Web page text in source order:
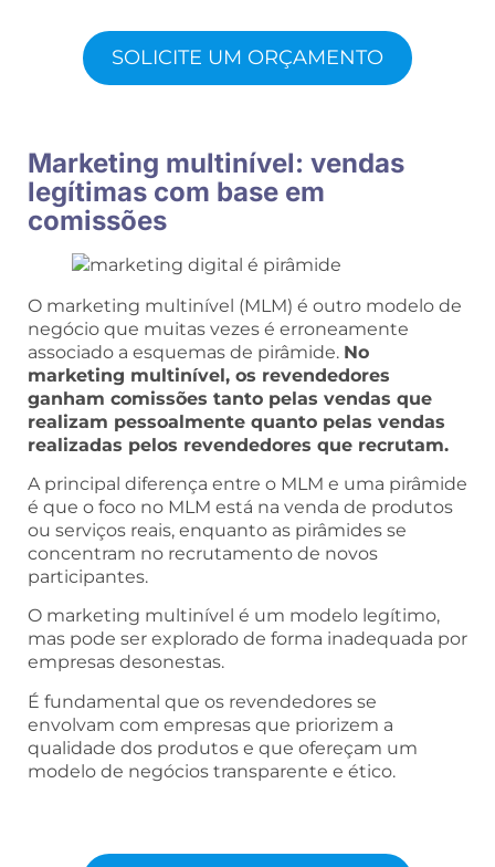
SOLICITE UM ORÇAMENTO
Marketing multinível: vendas
legítimas com base em
comissões
O marketing multinível (MLM) é outro modelo de
negócio que muitas vezes é erroneamente
associado a esquemas de pirâmide. No
marketing multinível, os revendedores
ganham comissões tanto pelas vendas que
realizam pessoalmente quanto pelas vendas
realizadas pelos revendedores que recrutam.
A principal diferença entre o MLM e uma pirâmide
é que o foco no MLM está na venda de produtos
ou serviços reais, enquanto as pirâmides se
concentram no recrutamento de novos
participantes.
O marketing multinível é um modelo legítimo,
mas pode ser explorado de forma inadequada por
empresas desonestas.
É fundamental que os revendedores se
envolvam com empresas que priorizem a
qualidade dos produtos e que ofereçam um
modelo de negócios transparente e ético.